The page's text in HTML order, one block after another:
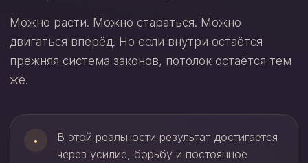
Можно расти. Можно стараться. Можно
двигаться вперёд. Но если внутри остаётся
прежняя система законов, потолок остаётся тем
же.
•
В этой реальности результат достигается
через усилие, борьбу и постоянное